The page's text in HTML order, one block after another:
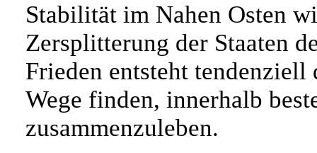
Stabilität im Nahen Osten
Zersplitterung der Staaten
Frieden entsteht tendenziell
Wege finden, innerhalb
zusammenzuleben.